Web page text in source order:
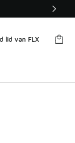
lid van FLX